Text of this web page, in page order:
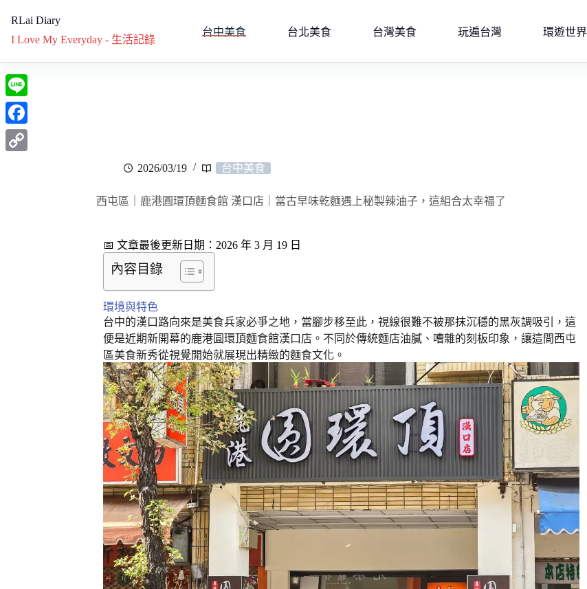
RLai Diary
I Love My Everyday - 生活記錄
台中美食 台北美食 台灣美食 玩遍台灣 環遊世界
2026/03/19 台中美食
西屯區｜鹿港圓環頂麵食館 漢口店｜當古早味乾麵遇上秘製辣油子，這組合太幸福了
📅 文章最後更新日期：2026 年 3 月 19 日
內容目錄
環境與特色
台中的漢口路向來是美食兵家必爭之地，當腳步移至此，視線很難不被那抹沉穩的黑灰調吸引，這
便是近期新開幕的鹿港圓環頂麵食館漢口店。不同於傳統麵店油膩、嘈雜的刻板印象，讓這間西屯
區美食新秀從視覺開始就展現出精緻的麵食文化。
L
i
n
F